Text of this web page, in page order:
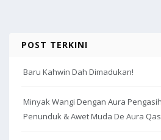
POST TERKINI
Baru Kahwin Dah Dimadukan!
Minyak Wangi Dengan Aura
Penunduk & Awet Muda De Aura